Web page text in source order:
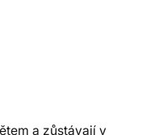
a zůstávají v